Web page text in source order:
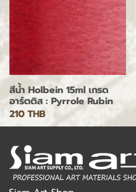
สีน้ำ Holbein 15ml เกรด
อาร์ตติส : Pyrrole Rubin
210 THB